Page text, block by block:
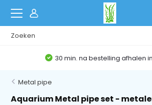
30 min. na bestelling afhalen
Metal pipe
Aquarium Metal pipe set -